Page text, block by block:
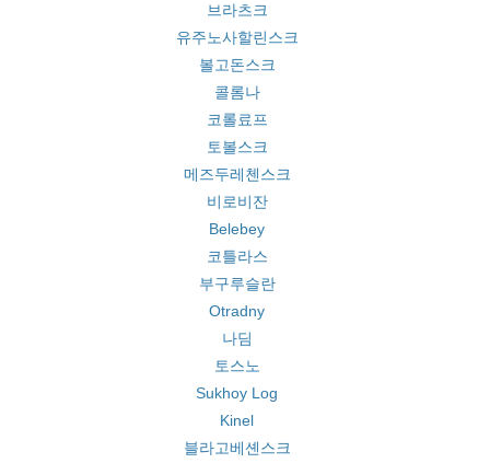
브라츠크
유주노사할린스크
볼고돈스크
콜롬나
코롤료프
토볼스크
메즈두레첸스크
비로비잔
Belebey
코틀라스
부구루슬란
Otradny
나딤
토스노
Sukhoy Log
Kinel
블라고베셴스크